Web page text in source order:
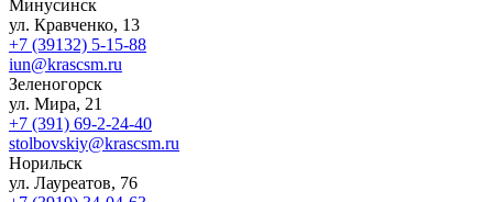
Минусинск
ул. Кравченко, 13
+7 (39132) 5-15-88
iun@krascsm.ru
Зеленогорск
ул. Мира, 21
+7 (391) 69-2-24-40
stolbovskiy@krascsm.ru
Норильск
ул. Лауреатов, 76